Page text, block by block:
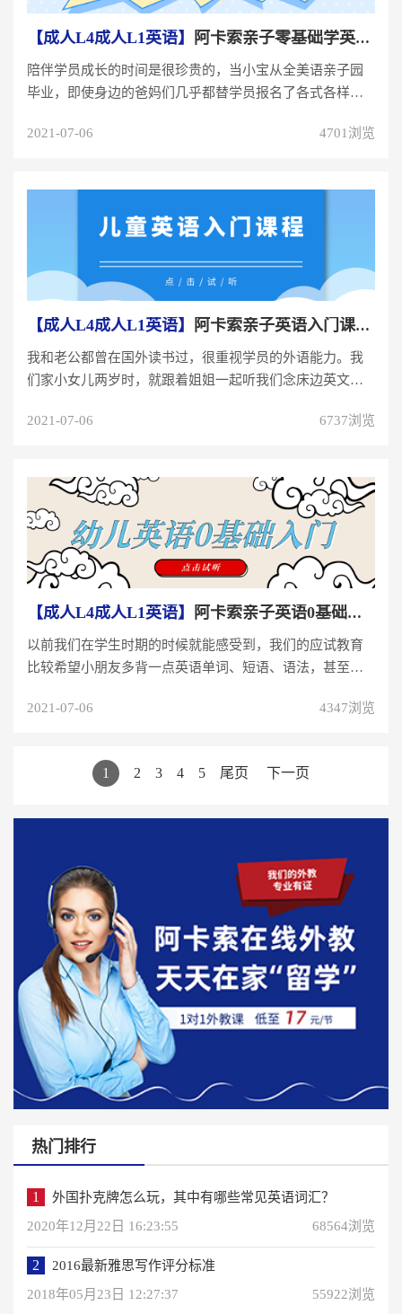
【成人L4成人L1英语】 阿卡索亲子零基础学英语推荐，竟有这种英文课？让学...
陪伴学员成长的时间是很珍贵的，当小宝从全美语亲子园
毕业，即使身边的爸妈们几乎都替学员报名了各式各样的
2021-07-06
4701浏览
【成人L4成人L1英语】 阿卡索亲子英语入门课程，零互动到零反感，走入学员...
我和老公都曾在国外读书过，很重视学员的外语能力。我
们家小女儿两岁时，就跟着姐姐一起听我们念床边英文故
2021-07-06
6737浏览
【成人L4成人L1英语】 阿卡索亲子英语0基础入门！从玩乐中学习，让学员爱...
以前我们在学生时期的时候就能感受到，我们的应试教育
比较希望小朋友多背一点英语单词、短语、语法，甚至是
2021-07-06
4347浏览
1 2 3 4 5 尾页 下一页
热门排行
1
外国扑克牌怎么玩，其中有哪些常见英语词汇？
2020年12月22日 16:23:55
68564浏览
2
2016最新雅思写作评分标准
2018年05月23日 12:27:37
55922浏览